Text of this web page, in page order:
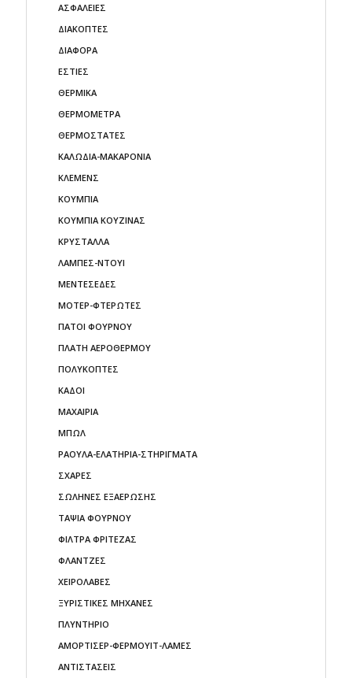
ΑΣΦΑΛΕΙΕΣ
ΔΙΑΚΟΠΤΕΣ
ΔΙΑΦΟΡΑ
ΕΣΤΙΕΣ
ΘΕΡΜΙΚΑ
ΘΕΡΜΟΜΕΤΡΑ
ΘΕΡΜΟΣΤΑΤΕΣ
ΚΑΛΩΔΙΑ-ΜΑΚΑΡΟΝΙΑ
ΚΛΕΜΕΝΣ
ΚΟΥΜΠΙΑ
ΚΟΥΜΠΙΑ ΚΟΥΖΙΝΑΣ
ΚΡΥΣΤΑΛΛΑ
ΛΑΜΠΕΣ-ΝΤΟΥΙ
ΜΕΝΤΕΣΕΔΕΣ
ΜΟΤΕΡ-ΦΤΕΡΩΤΕΣ
ΠΑΤΟΙ ΦΟΥΡΝΟΥ
ΠΛΑΤΗ ΑΕΡΟΘΕΡΜΟΥ
ΠΟΛΥΚΟΠΤΕΣ
ΚΑΔΟΙ
ΜΑΧΑΙΡΙΑ
ΜΠΩΛ
ΡΑΟΥΛΑ-ΕΛΑΤΗΡΙΑ-ΣΤΗΡΙΓΜΑΤΑ
ΣΧΑΡΕΣ
ΣΩΛΗΝΕΣ ΕΞΑΕΡΩΣΗΣ
ΤΑΨΙΑ ΦΟΥΡΝΟΥ
ΦΙΛΤΡΑ ΦΡΙΤΕΖΑΣ
ΦΛΑΝΤΖΕΣ
ΧΕΙΡΟΛΑΒΕΣ
ΞΥΡΙΣΤΙΚΕΣ ΜΗΧΑΝΕΣ
ΠΛΥΝΤΗΡΙΟ
ΑΜΟΡΤΙΣΕΡ-ΦΕΡΜΟΥΙΤ-ΛΑΜΕΣ
ΑΝΤΙΣΤΑΣΕΙΣ